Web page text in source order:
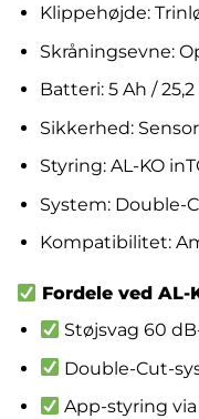
Klippehøjde:
Skråningsevne:
Batteri: 5 Ah /
Sikkerhed:
Styring: AL-KO
System: Double-
Kompatibilitet:
Fordele ved AL-
Støjsvag 60
Double-Cut-
App-styring